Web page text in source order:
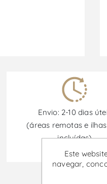
Envio: 2-10 dias
(áreas remotas e
incluídas)
Este
navegar,